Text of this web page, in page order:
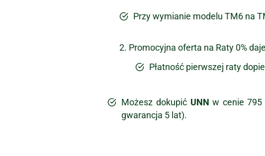
Przy wymianie modelu TM6 na
2. Promocyjna oferta na Raty 0%
Płatność pierwszej raty
Możesz dokupić UNN w cenie 795
gwarancja 5 lat).